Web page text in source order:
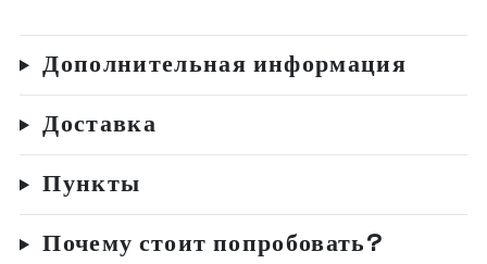
Дополнительная информация
Доставка
Пункты
Почему стоит попробовать?